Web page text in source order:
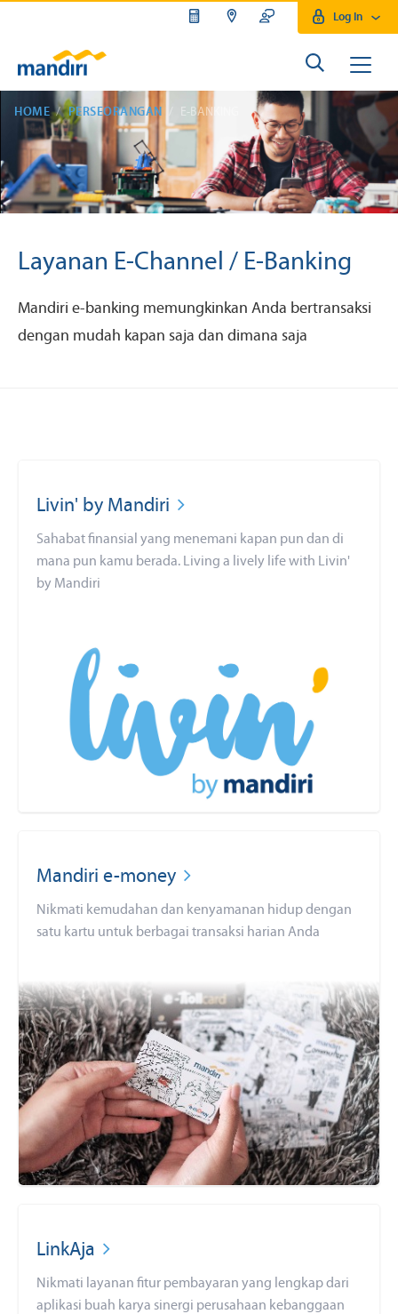
Log In
HOME PERSEORANGAN E-BANKING
Layanan E-Channel / E-Banking
Mandiri e-banking memungkinkan Anda bertransaksi
dengan mudah kapan saja dan dimana saja
Livin' by Mandiri
Sahabat finansial yang menemani kapan pun dan di
mana pun kamu berada. Living a lively life with Livin'
by Mandiri
Mandiri e-money
Nikmati kemudahan dan kenyamanan hidup dengan
satu kartu untuk berbagai transaksi harian Anda
LinkAja
Nikmati layanan fitur pembayaran yang lengkap dari
aplikasi buah karya sinergi perusahaan kebanggaan